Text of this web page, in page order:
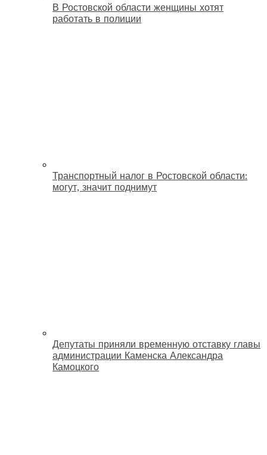
В Ростовской области женщины хотят
работать в полиции
Транспортный налог в Ростовской области:
могут, значит поднимут
Депутаты приняли временную отставку главы
администрации Каменска Александра
Камоцкого